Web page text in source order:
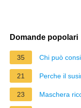
Domande popolari
35 Chi può
21 Perche il
23 Maschera